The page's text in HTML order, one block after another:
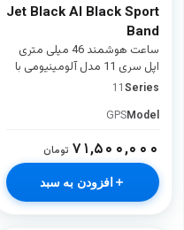
Jet Black Al Black Sport
Band
ساعت هوشمند 46 میلی متری
اپل سری 11 مدل آلومینیومی با
بند سیلیکونی
Series
11
Model
GPS
۷۱,۵۰۰,۰۰۰ تومان
افزودن به سبد